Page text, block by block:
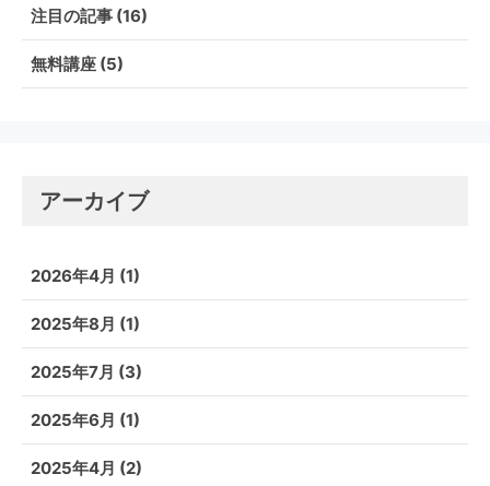
注目の記事(16)
無料講座(5)
アーカイブ
2026年4月 (1)
2025年8月 (1)
2025年7月 (3)
2025年6月 (1)
2025年4月 (2)